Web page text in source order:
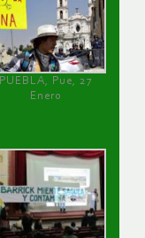
PUEBLA, Pue, 27
Enero